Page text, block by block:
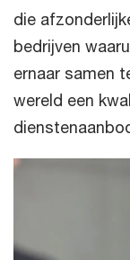
die
bedrijven
ernaar samen
wereld een